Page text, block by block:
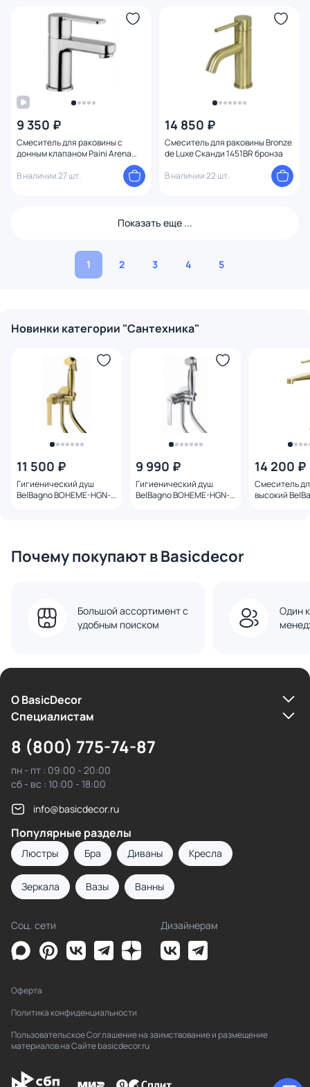
9 350 ₽
Смеситель для раковины с
донным клапаном Paini Arena
В наличии 27 шт.
14 850 ₽
Смеситель для раковины Bronze
de Luxe Сканди 1451BR бронза
В наличии 22 шт.
Показать еще ...
1 2 3 4 5
Новинки категории "Сантехника"
11 500 ₽
Гигиенический душ
BelBagno BOHEME-HGN-
9 990 ₽
Гигиенический душ
BelBagno BOHEME-HGN-
14 200 ₽
Смеситель
высокий
Почему покупают в Basicdecor
Большой ассортимент с
удобным поиском
Один
О BasicDecor
Cпециалистам
8 (800) 775-74-87
пн - пт : 09:00 - 20:00
сб - вс : 10:00 - 18:00
info@basicdecor.ru
Популярные разделы
Люстры Бра Диваны Кресла
Зеркала Вазы Ванны
Соц. сети Дизайнерам
Оферта
Политика конфиденциальности
Пользовательское Соглашение на заимствование и размещение
материалов на Сайте basicdecor.ru